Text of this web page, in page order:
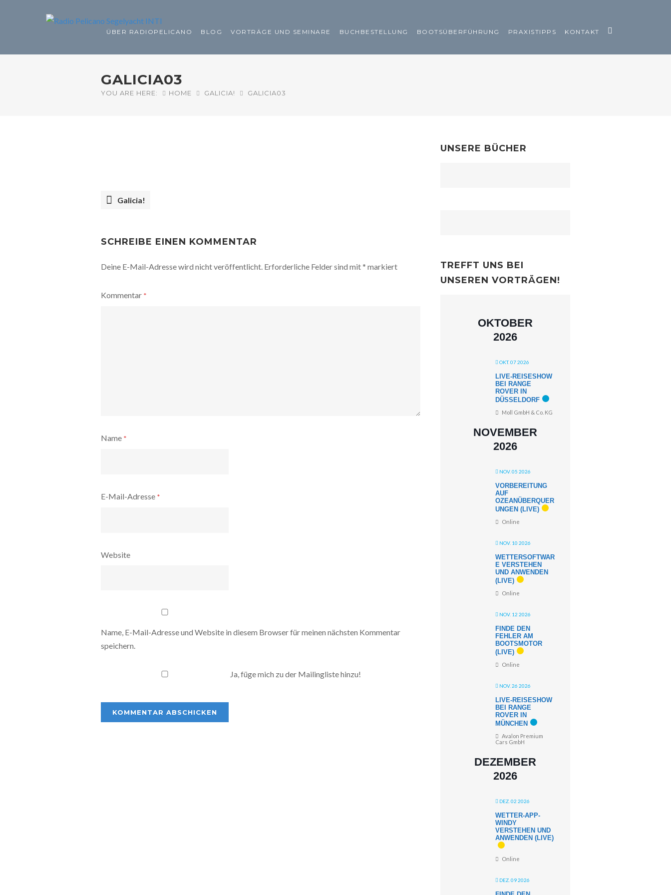
ÜBER RADIOPELICANO BLOG VORTRÄGE UND SEMINARE BUCHBESTELLUNG BOOTSÜBERFÜHRUNG PRAXISTIPPS KONTAKT
GALICIA03
YOU ARE HERE: HOME GALICIA! GALICIA03
NAVIGATION
Galicia!
SCHREIBE EINEN KOMMENTAR
Deine E-Mail-Adresse wird nicht veröffentlicht. Erforderliche Felder sind mit* markiert
Kommentar *
Name *
E-Mail-Adresse *
Website
Name, E-Mail-Adresse und Website in diesem Browser für meinen nächsten Kommentar
speichern.
Ja, füge mich zu der Mailingliste hinzu!
UNSERE BÜCHER
TREFFT UNS BEI
UNSEREN VORTRÄGEN!
OKTOBER
2026
OKT. 07 2026
LIVE-REISESHOW
BEI RANGE
ROVER IN
DÜSSELDORF
Moll GmbH & Co. KG
NOVEMBER
2026
NOV. 05 2026
VORBEREITUNG
AUF
OZEANÜBERQUER
UNGEN (LIVE)
Online
NOV. 10 2026
WETTERSOFTWAR
E VERSTEHEN
UND ANWENDEN
(LIVE)
Online
NOV. 12 2026
FINDE DEN
FEHLER AM
BOOTSMOTOR
(LIVE)
Online
NOV. 26 2026
LIVE-REISESHOW
BEI RANGE
ROVER IN
MÜNCHEN
Avalon Premium
Cars GmbH
DEZEMBER
2026
DEZ. 02 2026
WETTER-APP-
WINDY
VERSTEHEN UND
ANWENDEN (LIVE)
Online
DEZ. 09 2026